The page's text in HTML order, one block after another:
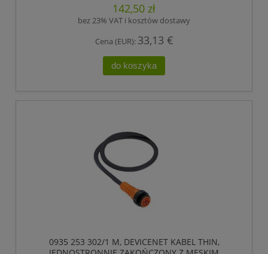
142,50 zł
bez 23% VAT i kosztów dostawy
Cena (EUR): 33,13 €
do koszyka
0935 253 302/1 M, DEVICENET KABEL THIN,